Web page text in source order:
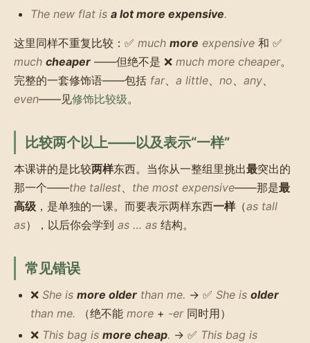
The new flat is a lot more expensive.
这里同样不重复比较：✅ much more expensive 和 ✅
much cheaper ——但绝不是 ❌ much more cheaper。
完整的一套修饰语——包括 far、 a little no any
even——见修饰比较级。
比较两个以上——以及表示“一样”
本课讲的是比较两样东西。当你从一整组里挑出最突出的
那一个——the tallest the most expensive——那是最
高级 ，是单独的一课。而要表示两样东西一样（as tall
as），以后你会学到 as … as 结构。
常见错误
❌ She is more older than me. → ✅ She is older
than me. （绝不能 more + -er同时用）
❌ This bag is more cheap. → ✅ This bag is